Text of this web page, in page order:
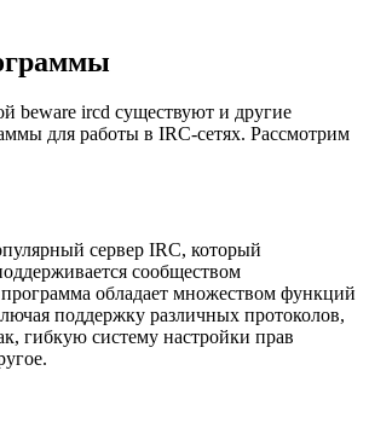
beware ircd существуют и другие
для работы в IRC-сетях. Рассмотрим
сервер IRC, который
сообществом
программа обладает множеством функций
поддержку различных протоколов,
гибкую систему настройки прав